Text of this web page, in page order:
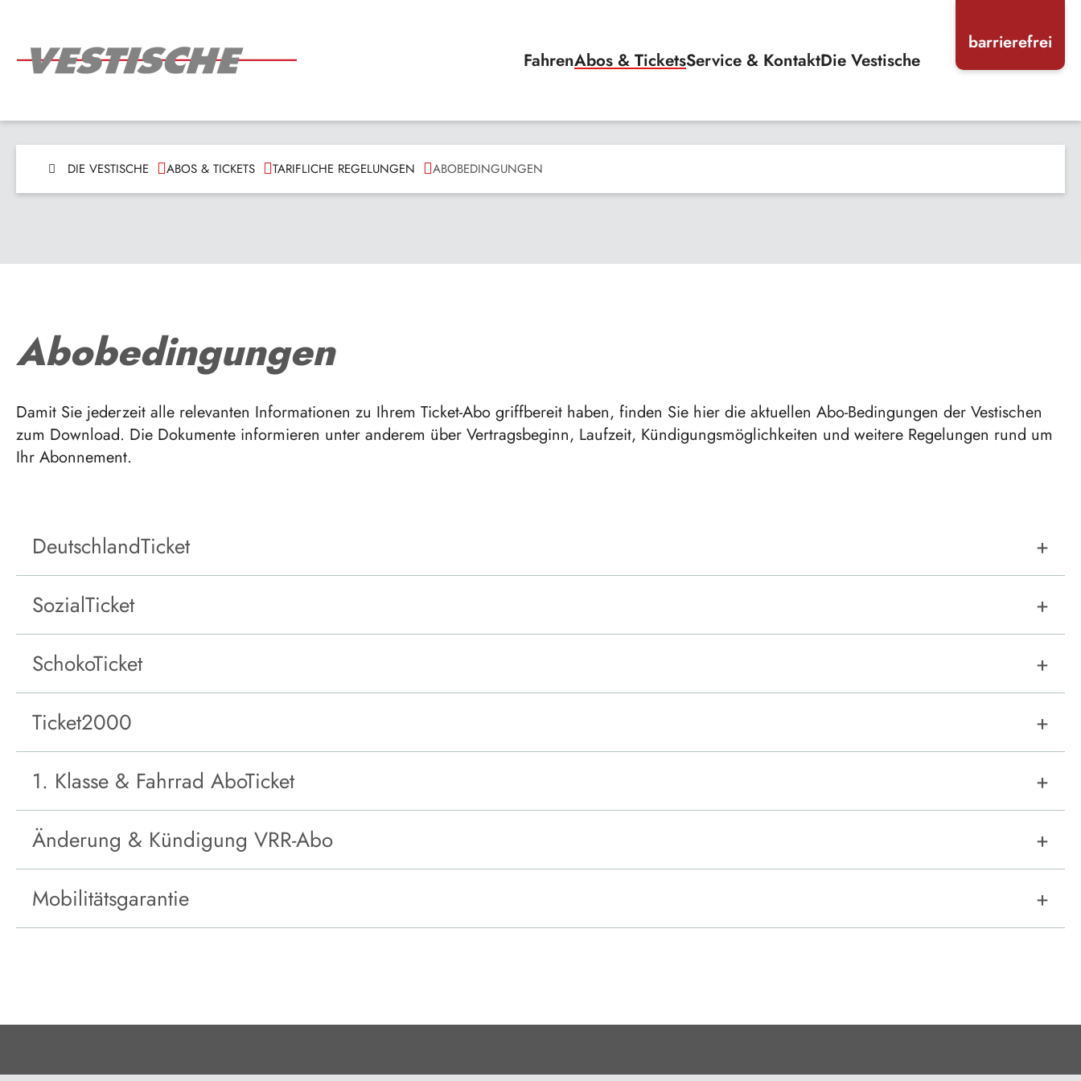
FahrenAbos & TicketsService & KontaktDie Vestische
barrierefrei
DIE VESTISCHE ABOS & TICKETS TARIFLICHE REGELUNGEN ABOBEDINGUNGEN
Abobedingungen
Damit Sie jederzeit alle relevanten Informationen zu Ihrem Ticket-Abo griffbereit haben, finden Sie hier die aktuellen Abo-Bedingungen der Vestischen
zum Download. Die Dokumente informieren unter anderem über Vertragsbeginn, Laufzeit, Kündigungsmöglichkeiten und weitere Regelungen rund um
Ihr Abonnement.
DeutschlandTicket
SozialTicket
SchokoTicket
Ticket2000
1. Klasse & Fahrrad AboTicket
Änderung & Kündigung VRR-Abo
Mobilitätsgarantie